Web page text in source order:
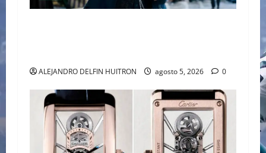
ALEJANDRO DELFIN HUITRON agosto 5, 2026 0